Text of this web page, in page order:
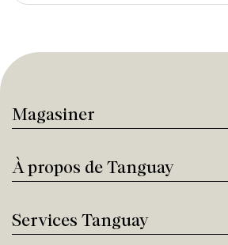
Magasiner
À propos de Tanguay
Services Tanguay